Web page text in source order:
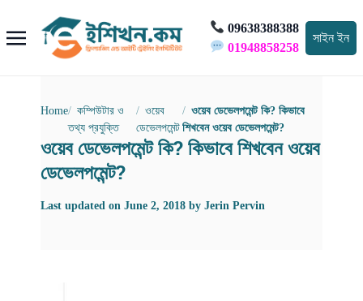
09638388388
01948858258
সাইন ইন
Home
কম্পিউটার ও
তথ্য প্রযুক্তি
ওয়েব
ডেভেলপমেন্ট
ওয়েব ডেভেলপমেন্ট কি? কিভাবে
শিখবেন ওয়েব ডেভেলপমেন্ট?
ওয়েব ডেভেলপমেন্ট কি? কিভাবে শিখবেন ওয়েব
ডেভেলপমেন্ট?
Last updated on June 2, 2018 by Jerin Pervin